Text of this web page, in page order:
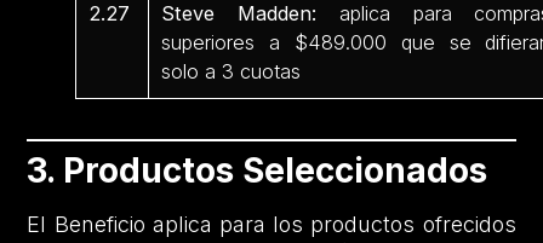
2.27 Steve Madden: aplica para
superiores a $489.000 que se
solo a 3 cuotas
3. Productos Seleccionados
El Beneficio aplica para los productos ofrecidos